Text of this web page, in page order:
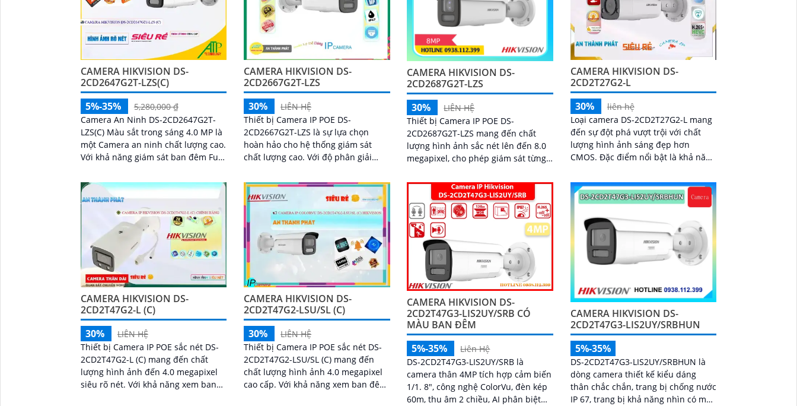
CAMERA HIKVISION DS-
2CD2647G2T-LZS(C)
5%-35%
5,280,000 ₫
Camera An Ninh DS-2CD2647G2T-
LZS(C) Màu sắt trong sáng 4.0 MP là
một Camera an ninh chất lượng cao.
Với khả năng giám sát ban đêm Full
cho bạn...
CAMERA HIKVISION DS-
2CD2667G2T-LZS
30%
LIÊN HỆ
Thiết bị Camera IP POE DS-
2CD2667G2T-LZS là sự lựa chọn
hoàn hảo cho hệ thống giám sát
chất lượng cao. Với độ phân giải
ảnh sắc nét và chi...
CAMERA HIKVISION DS-
2CD2687G2T-LZS
30%
LIÊN HỆ
Thiết bị Camera IP POE DS-
2CD2687G2T-LZS mang đến chất
lượng hình ảnh sắc nét lên đến 8.0
megapixel, cho phép giám sát từng
CAMERA HIKVISION DS-
2CD2T27G2-L
30%
liên hệ
Loại camera DS-2CD2T27G2-L mang
đến sự đột phá vượt trội với chất
lượng hình ảnh sáng đẹp hơn
CMOS. Đặc điểm nổi bật là khả năng
ghi hình Full Color với khoảng cách
phát sáng lên đến 60m
CAMERA HIKVISION DS-
2CD2T47G2-L (C)
30%
LIÊN HỆ
Thiết bị Camera IP POE sắc nét DS-
2CD2T47G2-L (C) mang đến chất
lượng hình ảnh đến 4.0 megapixel
siêu rõ nét. Với khả năng xem ban
CAMERA HIKVISION DS-
2CD2T47G2-LSU/SL (C)
30%
LIÊN HỆ
Thiết bị Camera IP POE sắc nét DS-
2CD2T47G2-LSU/SL (C) mang đến
chất lượng hình ảnh 4.0 megapixel
cao cấp. Với khả năng xem ban đêm
CAMERA HIKVISION DS-
2CD2T47G3-LIS2UY/SRB CÓ
MÀU BAN ĐÊM
5%-35%
Liên Hệ
DS-2CD2T47G3-LIS2UY/SRB là
camera thân 4MP tích hợp cảm biến
1/1. 8", công nghệ ColorVu, đèn kép
60m, thu âm 2 chiều, AI phân biệt
CAMERA HIKVISION DS-
2CD2T47G3-LIS2UY/SRBHUN
5%-35%
DS-2CD2T47G3-LIS2UY/SRBHUN là
dòng camera thiết kế kiểu dáng
thân chắc chắn, trang bị chống nước
IP 67, trang bị khả năng nhìn có màu